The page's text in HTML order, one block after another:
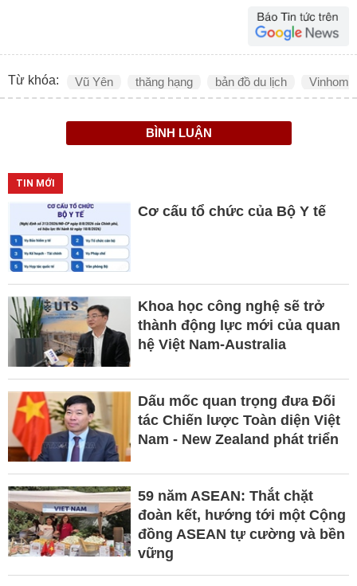
Từ khóa: Vũ Yên thăng hạng bản đồ du lịch
BÌNH LUẬN
TIN MỚI
Cơ cấu tổ chức của Bộ Y tế
Khoa học công nghệ sẽ trở
thành động lực mới của quan
hệ Việt Nam-Australia
Dấu mốc quan trọng đưa Đối
tác Chiến lược Toàn diện Việt
Nam - New Zealand phát triển
59 năm ASEAN: Thắt chặt
đoàn kết, hướng tới một Cộng
đồng ASEAN tự cường và bền
vững